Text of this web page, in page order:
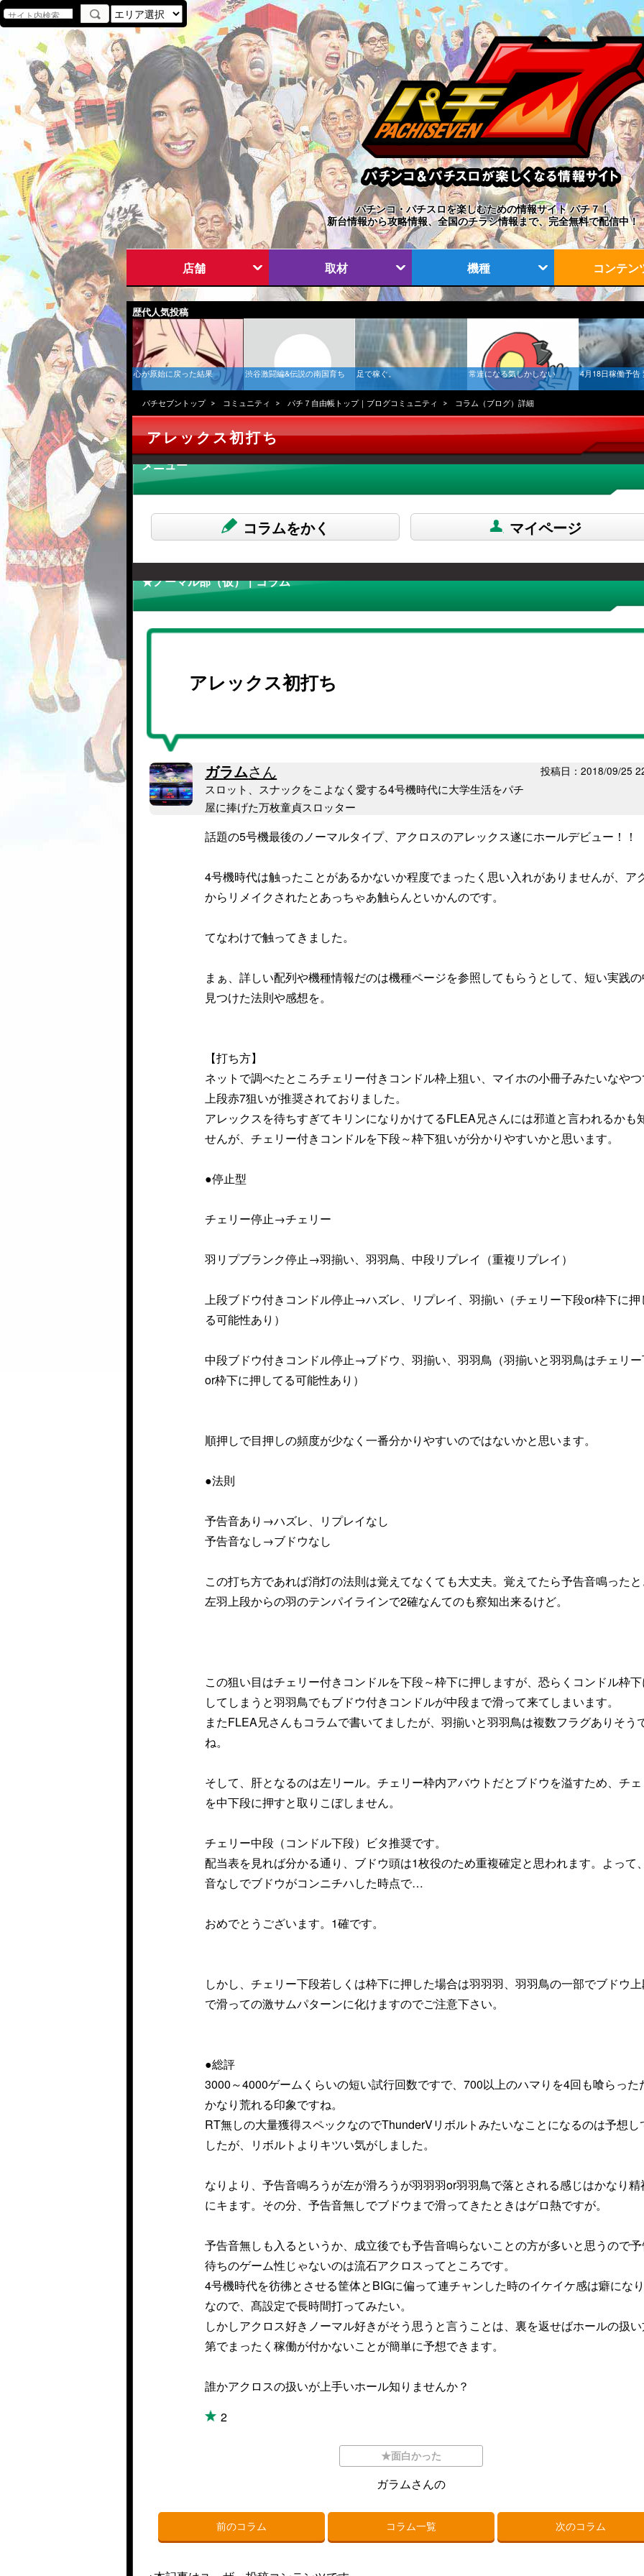
パチンコ・パチスロを楽しむための情報サイト パチ７！
新台情報から攻略情報、全国のチラシ情報まで、完全無料で配信中！
店舗 取材 機種 コンテン
歴代人気投稿
心が原始に戻った結果 渋谷激闘編&伝説の南国育ち 足で稼ぐ。 常連になる気しかしない 4月18日稼働予告
パチセブントップ コミュニティ パチ７自由帳トップ｜ブログコミュニティ コラム（ブログ）詳細
アレックス初打ち
メニュー
コラムをかく マイページ
★ノーマル部（仮） | コラム
アレックス初打ち
ガラムさん
スロット、スナックをこよなく愛する4号機時代に大学生活をパチ
屋に捧げた万枚童貞スロッター
投稿日：2018/09/25
話題の5号機最後のノーマルタイプ、アクロスのアレックス遂にホールデビュー！！
4号機時代は触ったことがあるかないか程度でまったく思い入れがありませんが、ア
からリメイクされたとあっちゃあ触らんといかんのです。
てなわけで触ってきました。
まぁ、詳しい配列や機種情報だのは機種ページを参照してもらうとして、短い実践
見つけた法則や感想を。
【打ち方】
ネットで調べたところチェリー付きコンドル枠上狙い、マイホの小冊子みたいなや
上段赤7狙いが推奨されておりました。
アレックスを待ちすぎてキリンになりかけてるFLEA兄さんには邪道と言われるかも
せんが、チェリー付きコンドルを下段～枠下狙いが分かりやすいかと思います。
●停止型
チェリー停止→チェリー
羽リプブランク停止→羽揃い、羽羽鳥、中段リプレイ（重複リプレイ）
上段ブドウ付きコンドル停止→ハズレ、リプレイ、羽揃い（チェリー下段or枠下に押
る可能性あり）
中段ブドウ付きコンドル停止→ブドウ、羽揃い、羽羽鳥（羽揃いと羽羽鳥はチェリ
or枠下に押してる可能性あり）
順押しで目押しの頻度が少なく一番分かりやすいのではないかと思います。
●法則
予告音あり→ハズレ、リプレイなし
予告音なし→ブドウなし
この打ち方であれば消灯の法則は覚えてなくても大丈夫。覚えてたら予告音鳴ったと
左羽上段からの羽のテンパイラインで2確なんてのも察知出来るけど。
この狙い目はチェリー付きコンドルを下段～枠下に押しますが、恐らくコンドル枠
してしまうと羽羽鳥でもブドウ付きコンドルが中段まで滑って来てしまいます。
またFLEA兄さんもコラムで書いてましたが、羽揃いと羽羽鳥は複数フラグありそう
ね。
そして、肝となるのは左リール。チェリー枠内アバウトだとブドウを溢すため、チ
を中下段に押すと取りこぼしません。
チェリー中段（コンドル下段）ビタ推奨です。
配当表を見れば分かる通り、ブドウ頭は1枚役のため重複確定と思われます。よって
音なしでブドウがコンニチハした時点で…
おめでとうございます。1確です。
しかし、チェリー下段若しくは枠下に押した場合は羽羽羽、羽羽鳥の一部でブドウ上
で滑っての激サムパターンに化けますのでご注意下さい。
●総評
3000～4000ゲームくらいの短い試行回数ですで、700以上のハマりを4回も喰らった
かなり荒れる印象ですね。
RT無しの大量獲得スペックなのでThunderVリボルトみたいなことになるのは予想し
したが、リボルトよりキツい気がしました。
なりより、予告音鳴ろうが左が滑ろうが羽羽羽or羽羽鳥で落とされる感じはかなり精
にキます。その分、予告音無しでブドウまで滑ってきたときはゲロ熱ですが。
予告音無しも入るというか、成立後でも予告音鳴らないことの方が多いと思うので
待ちのゲーム性じゃないのは流石アクロスってところです。
4号機時代を彷彿とさせる筐体とBIGに偏って連チャンした時のイケイケ感は癖にな
なので、髙設定で長時間打ってみたい。
しかしアクロス好きノーマル好きがそう思うと言うことは、裏を返せばホールの扱
第でまったく稼働が付かないことが簡単に予想できます。
誰かアクロスの扱いが上手いホール知りませんか？
2
★面白かった
ガラムさんの
前のコラム コラム一覧 次のコラム